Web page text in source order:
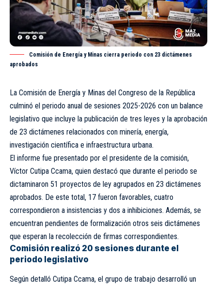
Comisión de Energía y Minas cierra periodo con 23 dictámenes
aprobados
La Comisión de Energía y Minas del Congreso de la República
culminó el periodo anual de sesiones 2025-2026 con un balance
legislativo que incluye la publicación de tres leyes y la aprobación
de 23 dictámenes relacionados con minería, energía,
investigación científica e infraestructura urbana.
El informe fue presentado por el presidente de la comisión,
Víctor Cutipa Ccama, quien destacó que durante el periodo se
dictaminaron 51 proyectos de ley agrupados en 23 dictámenes
aprobados. De este total, 17 fueron favorables, cuatro
correspondieron a insistencias y dos a inhibiciones. Además, se
encuentran pendientes de formalización otros seis dictámenes
que esperan la recolección de firmas correspondientes.
Comisión realizó 20 sesiones durante el
periodo legislativo
Según detalló Cutipa Ccama, el grupo de trabajo desarrolló un